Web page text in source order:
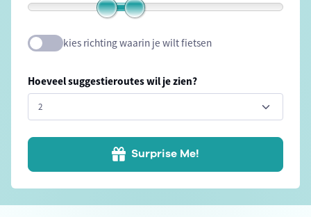
kies richting waarin je wilt fietsen
Hoeveel suggestieroutes wil je zien?
Surprise Me!